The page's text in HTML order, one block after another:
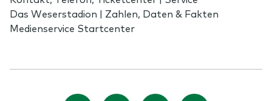
Das Weserstadion | Zahlen, Daten & Fakten
Medienservice Startcenter